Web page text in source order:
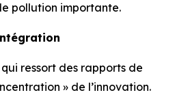
pollution importante.
ressort des rapports de
» de l’innovation.